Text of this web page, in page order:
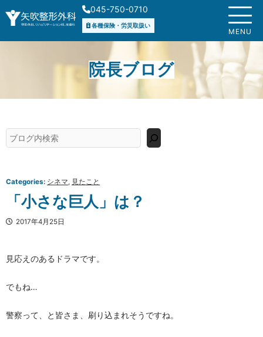
容
ス
045-750-0710
各種保険・労災取扱い
MENU
院長ブログ
検
索
Categories: シネマ, 見たこと
「小さな巨人」は？
2017年4月25日
見応えのあるドラマです。
でもね…
警察って、と皆さま、刷り込まれそうですね。